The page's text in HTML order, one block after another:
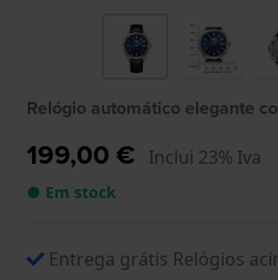
Relógio automático elegante
199,00 € Inclui 23% Iva
● Em stock
Entrega grátis Relógios